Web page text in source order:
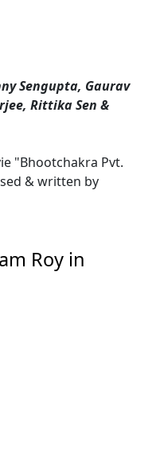
Sengupta, Gaurav
Rittika Sen &
"Bhootchakra Pvt.
& written by
Roy in